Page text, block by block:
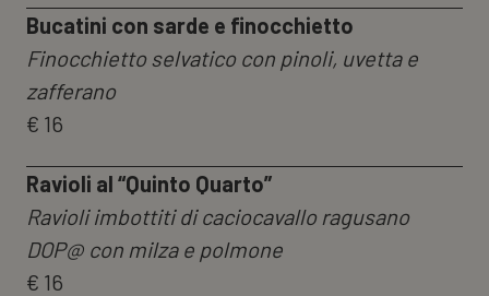
Bucatini con sarde e finocchietto
Finocchietto selvatico con pinoli, uvetta e
zafferano
€ 16
Ravioli al “Quinto Quarto”
Ravioli imbottiti di caciocavallo ragusano
DOP@ con milza e polmone
€ 16